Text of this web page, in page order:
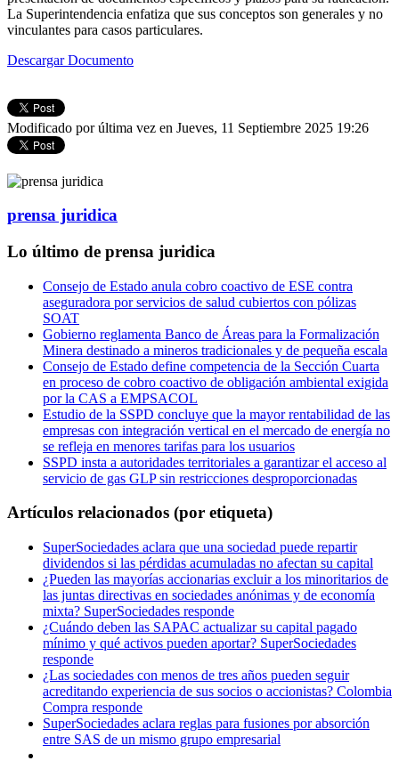
La Superintendencia enfatiza que sus conceptos son generales y no
vinculantes para casos particulares.
Descargar Documento
Modificado por última vez en Jueves, 11 Septiembre 2025 19:26
prensa juridica
Lo último de prensa juridica
Consejo de Estado anula cobro coactivo de ESE contra
aseguradora por servicios de salud cubiertos con pólizas
SOAT
Gobierno reglamenta Banco de Áreas para la Formalización
Minera destinado a mineros tradicionales y de pequeña escala
Consejo de Estado define competencia de la Sección Cuarta
en proceso de cobro coactivo de obligación ambiental exigida
por la CAS a EMPSACOL
Estudio de la SSPD concluye que la mayor rentabilidad de las
empresas con integración vertical en el mercado de energía no
se refleja en menores tarifas para los usuarios
SSPD insta a autoridades territoriales a garantizar el acceso al
servicio de gas GLP sin restricciones desproporcionadas
Artículos relacionados (por etiqueta)
SuperSociedades aclara que una sociedad puede repartir
dividendos si las pérdidas acumuladas no afectan su capital
¿Pueden las mayorías accionarias excluir a los minoritarios de
las juntas directivas en sociedades anónimas y de economía
mixta? SuperSociedades responde
¿Cuándo deben las SAPAC actualizar su capital pagado
mínimo y qué activos pueden aportar? SuperSociedades
responde
¿Las sociedades con menos de tres años pueden seguir
acreditando experiencia de sus socios o accionistas? Colombia
Compra responde
SuperSociedades aclara reglas para fusiones por absorción
entre SAS de un mismo grupo empresarial